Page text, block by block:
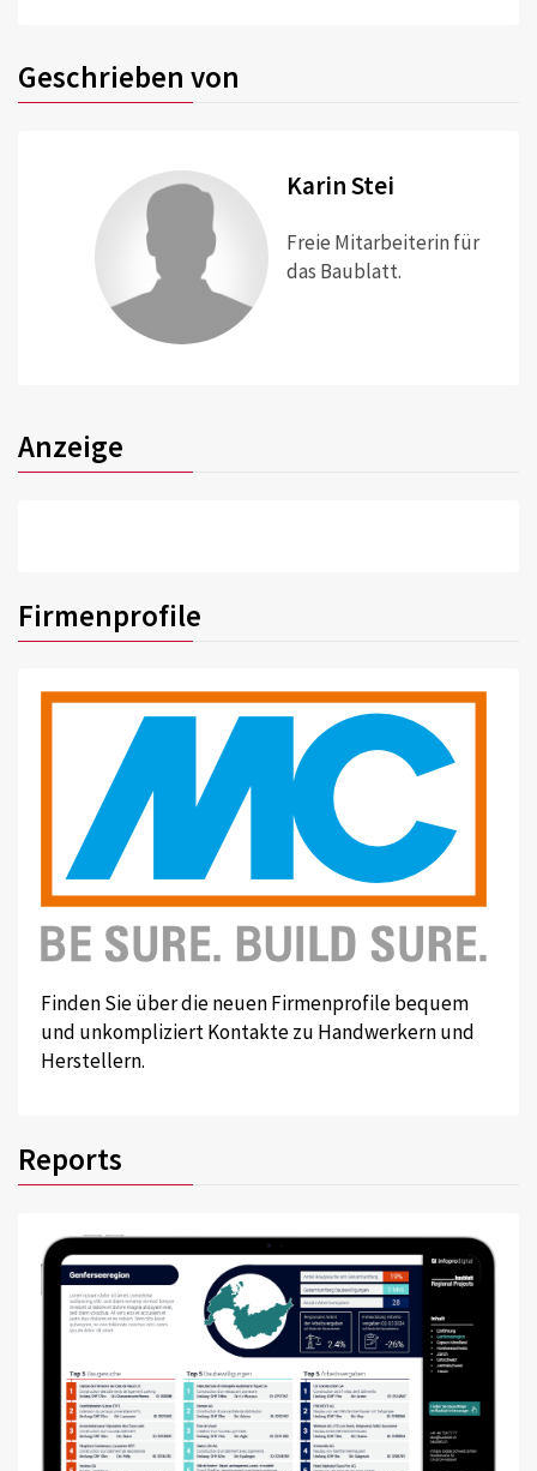
Geschrieben von
Karin Stei
Freie Mitarbeiterin für
das Baublatt.
Anzeige
Firmenprofile
Finden Sie über die neuen Firmenprofile bequem
und unkompliziert Kontakte zu Handwerkern und
Herstellern.
Reports